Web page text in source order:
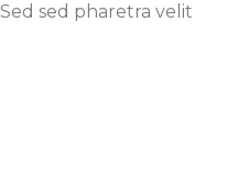
sed pharetra velit